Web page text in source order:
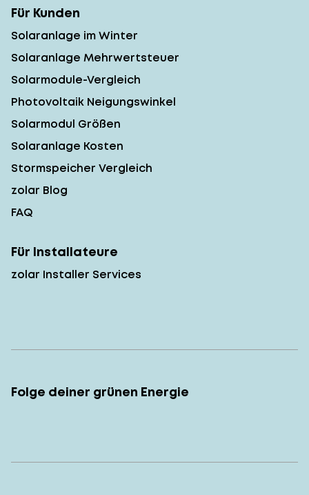
Für Kunden
Solaranlage im Winter
Solaranlage Mehrwertsteuer
Solarmodule-Vergleich
Photovoltaik Neigungswinkel
Solarmodul Größen
Solaranlage Kosten
Stormspeicher Vergleich
zolar Blog
FAQ
Für Installateure
zolar Installer Services
Folge deiner grünen Energie